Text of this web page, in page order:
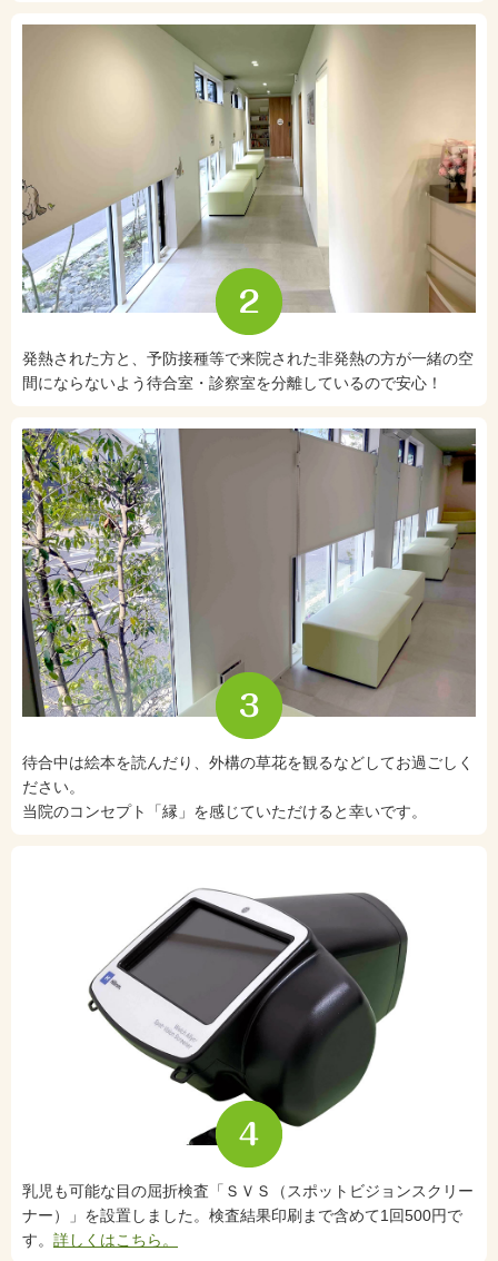
発熱された方と、予防接種等で来院された非発熱の方が一緒の空
間にならないよう待合室・診察室を分離しているので安心！
待合中は絵本を読んだり、外構の草花を観るなどしてお過ごしく
ださい。
当院のコンセプト「縁」を感じていただけると幸いです。
乳児も可能な目の屈折検査「ＳＶＳ（スポットビジョンスクリー
ナー）」を設置しました。検査結果印刷まで含めて1回500円で
す。 詳しくはこちら。